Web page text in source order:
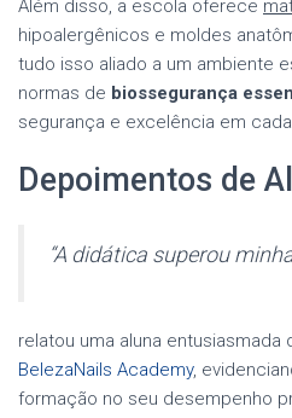
Além disso, a escola oferece
hipoalergênicos e moldes
tudo isso aliado a um ambiente
normas de biossegurança
segurança e excelência em
Depoimentos de
“A didática superou
relatou uma aluna entusiasmada
BelezaNails Academy,
formação no seu desempenho